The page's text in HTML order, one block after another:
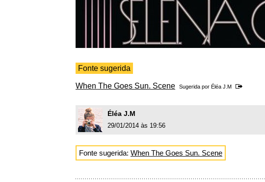
Fonte sugerida
When The Goes Sun. Scene Sugerida por Éléa J.M
Éléa J.M
29/01/2014 às 19:56
Fonte sugerida: When The Goes Sun. Scene